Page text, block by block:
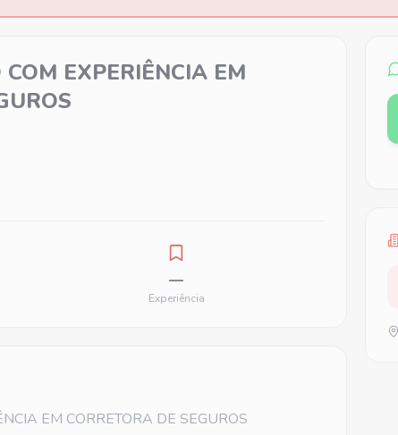
EXPERIÊNCIA EM
—
Experiência
EM CORRETORA DE SEGUROS